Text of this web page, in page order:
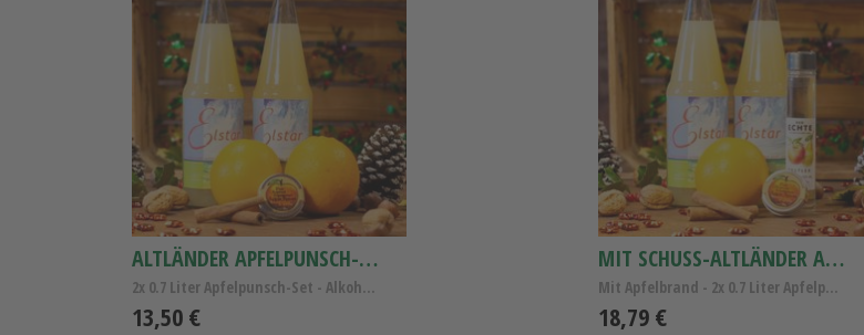
ALTLÄNDER APFELPUNSCH-SET KLEIN
2x 0.7 Liter Apfelpunsch-Set - Alkoholfrei
13,50 €
MIT SCHUSS-ALTLÄNDER APFELPUNSCH-SET KLEIN
Mit Apfelbrand - 2x 0.7 Liter Apfelpunsch-Set
18,79 €